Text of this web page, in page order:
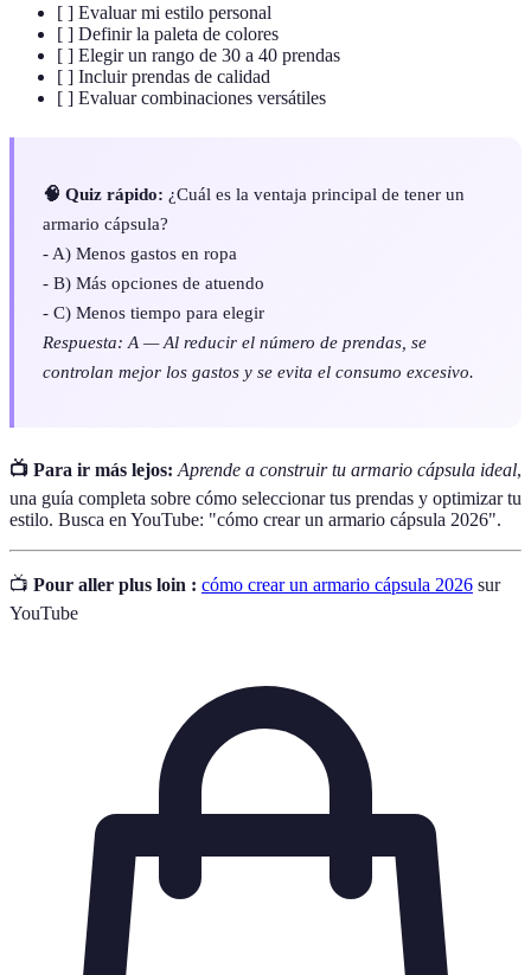
[ ] Evaluar mi estilo personal
[ ] Definir la paleta de colores
[ ] Elegir un rango de 30 a 40 prendas
[ ] Incluir prendas de calidad
[ ] Evaluar combinaciones versátiles
🧠 Quiz rápido: ¿Cuál es la ventaja principal de tener un
armario cápsula?
- A) Menos gastos en ropa
- B) Más opciones de atuendo
- C) Menos tiempo para elegir
Respuesta: A — Al reducir el número de prendas, se
controlan mejor los gastos y se evita el consumo excesivo.
📺 Para ir más lejos: Aprende a construir tu armario cápsula ideal,
una guía completa sobre cómo seleccionar tus prendas y optimizar tu
estilo. Busca en YouTube: "cómo crear un armario cápsula 2026".
📺 Pour aller plus loin : cómo crear un armario cápsula 2026 sur
YouTube